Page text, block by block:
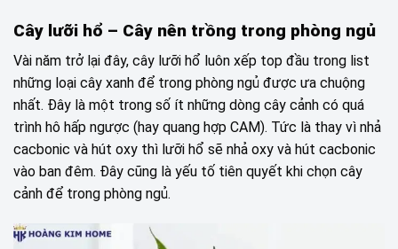
Cây lưỡi hổ – Cây nên trồng trong phòng ngủ
Vài năm trở lại đây, cây lưỡi hổ luôn xếp top đầu trong list
những loại cây xanh để trong phòng ngủ được ưa chuộng
nhất. Đây là một trong số ít những dòng cây cảnh có quá
trình hô hấp ngược (hay quang hợp CAM). Tức là thay vì nhả
cacbonic và hút oxy thì lưỡi hổ sẽ nhả oxy và hút cacbonic
vào ban đêm. Đây cũng là yếu tố tiên quyết khi chọn cây
cảnh để trong phòng ngủ.